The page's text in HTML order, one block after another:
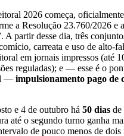
2026 começa,
a Resolução 23.760/2026 e
A partir desse dia, três
carreata e uso de alto-
em jornais impressos (até
reguladas); e — esse é o
— impulsionamento pago de
e 4 de outubro há 50 dias de
até o segundo turno ganha
de pouco menos de dois